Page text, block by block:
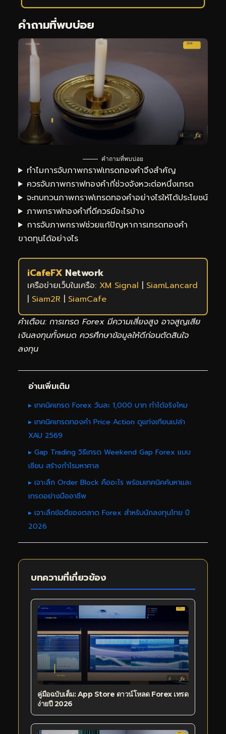
คำถามที่พบบ่อย
คำถามที่พบบ่อย
ทำไมการจับภาพกราฟเทรดทองคำจึงสำคัญ
ควรจับภาพกราฟทองคำกี่ช่วงจังหวะต่อหนึ่งเทรด
จะทบทวนภาพกราฟเทรดทองคำอย่างไรให้ได้ประโยชน์
ภาพกราฟทองคำที่ดีควรมีอะไรบ้าง
การจับภาพกราฟช่วยแก้ปัญหาการเทรดทองคำ
ขาดทุนได้อย่างไร
iCafeFX Network
เครือข่ายเว็บในเครือ: XM Signal | SiamLancard
| Siam2R | SiamCafe
คำเตือน: การเทรด Forex มีความเสี่ยงสูง อาจสูญเสีย
เงินลงทุนทั้งหมด ควรศึกษาข้อมูลให้ดีก่อนตัดสินใจ
ลงทุน
อ่านเพิ่มเติม
▸ เทคนิคเทรด Forex วันละ 1,000 บาท ทำได้จริงไหม
▸ เทคนิคเทรดทองคำ Price Action ดูแท่งเทียนเปล่า
XAU 2569
▸ Gap Trading วิธีเทรด Weekend Gap Forex แบบ
เซียน สร้างกำไรมหาศาล
▸ เจาะลึก Order Block คืออะไร พร้อมเทคนิคค้นหาและ
เทรดอย่างมืออาชีพ
▸ เจาะลึกข้อดีของตลาด Forex สำหรับนักลงทุนไทย ปี
2026
บทความที่เกี่ยวข้อง
คู่มือฉบับเต็ม: App Store ดาวน์โหลด Forex เทรด
ง่ายปี 2026